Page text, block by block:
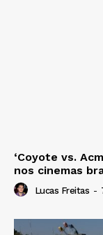
‘Coyote vs.
nos cinemas
Lucas Freitas -